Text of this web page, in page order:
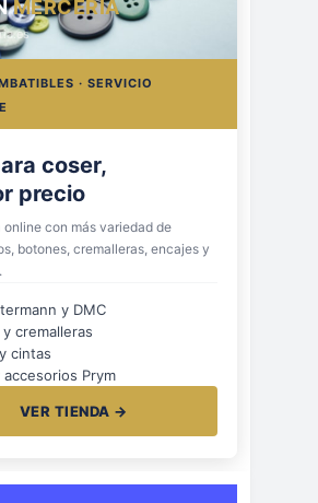
MERCERÍA
· SERVICIO
coser,
precio
online con más variedad de
botones, cremalleras, encajes y
y DMC
cremalleras
cintas
accesorios Prym
VER TIENDA →